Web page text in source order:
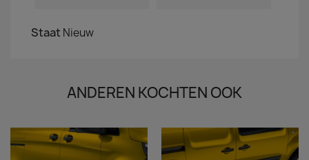
Staat Nieuw
ANDEREN KOCHTEN OOK